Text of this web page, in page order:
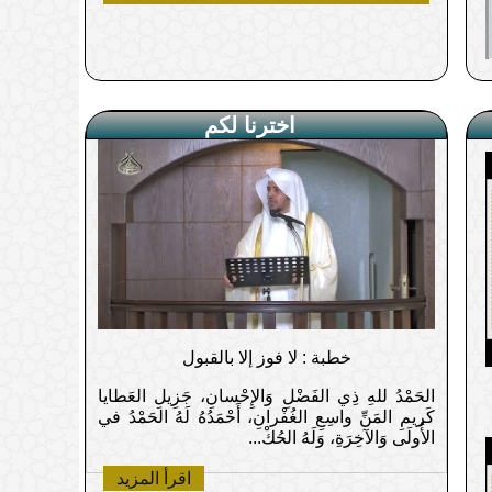
اخترنا لكم
خطبة : لا فوز إلا بالقبول
الحَمْدُ للهِ ذِي الفَضْلِ وَالإِحْسانِ، جَزِيلِ العَطايا
كَريمِ المَنِّ واسِعِ الغُفْرانِ، أَحْمَدُهُ لَهُ الحَمْدُ في
الأُولَى وَالآخِرَةِ، وَلَهُ الحُكْ...
اقرأ المزيد